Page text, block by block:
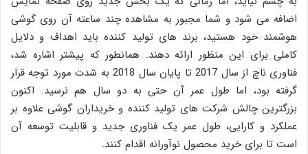
اضافه می شود و شما مجبور به مشاهده چند ساعته آن روی گوشی
هوشمند خود هستید، برند های تولید کننده باید اهداف و دلایل
کاملی برای این منظور ارائه دهند. همانطور که پیشتر اشاره شد،
فناوری ناچ از سال 2017 تا پایان سال 2018 به شدت مورد توجه قرار
گرفته بود، اما طول عمر آن حتی به دو سال هم نرسید. اکنون
بزرگترین چالش شرکت های تولید کننده و خریداران گوشی علاوه بر
عملکرد و کارایی، طول عمر یک فناوری جدید و قابلیت توسعه آن
است تا برای خرید محصول نوآورانه اقدام کنند.